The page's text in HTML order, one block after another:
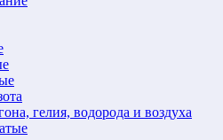
гелия, водорода и воздуха